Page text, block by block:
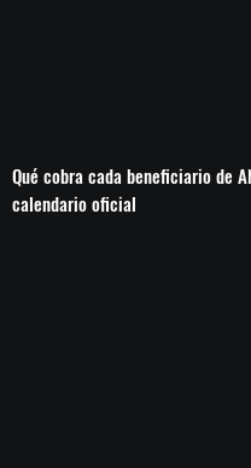
Qué cobra cada beneficiario de
calendario oficial